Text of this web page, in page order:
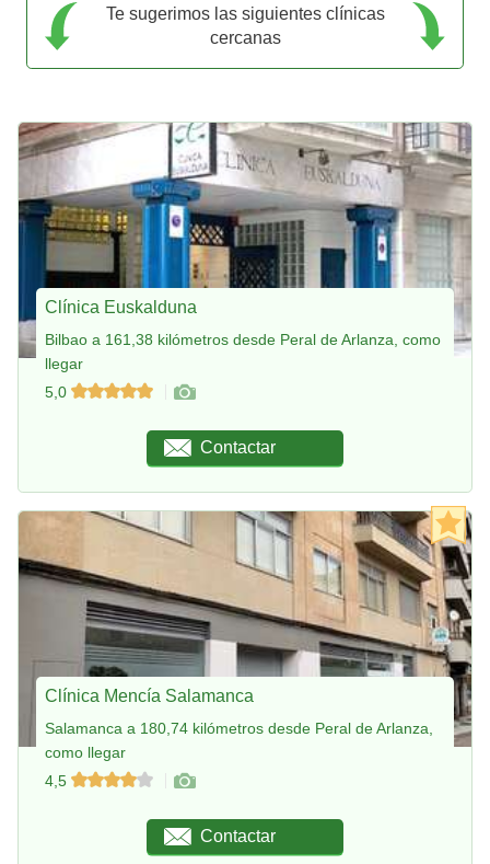
Te sugerimos las siguientes clínicas
cercanas
Clínica Euskalduna
Bilbao a 161,38 kilómetros desde Peral de Arlanza, como
llegar
5,0
Contactar
Clínica Mencía Salamanca
Salamanca a 180,74 kilómetros desde Peral de Arlanza,
como llegar
4,5
Contactar